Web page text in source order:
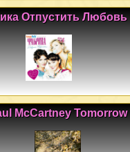
Отпустить Любовь
McCartney Tomorrow